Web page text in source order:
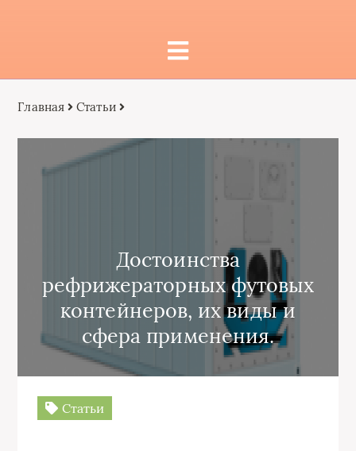
Главная Статьи
Достоинства
рефрижераторных футовых
контейнеров, их виды и
сфера применения.
Статьи